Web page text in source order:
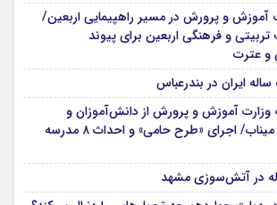
۹۸ موکب آموزش و پرورش در مسیر راهپیمایی اربعین/
و فرهنگی اربعین برای پیوند
و عترت
ایران در بندرعباس
وزارت آموزش و پرورش از دانش‌آموزان و
خانواده‌های شهدای میناب/ اجرای «طرح حامی» و احداث ۸ مدرسه